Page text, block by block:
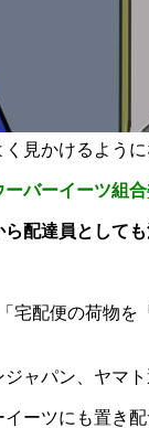
見かけるよう
バーイーツ組
配達員として
宅配便の荷物
ャパン、ヤマ
ーツにも置き